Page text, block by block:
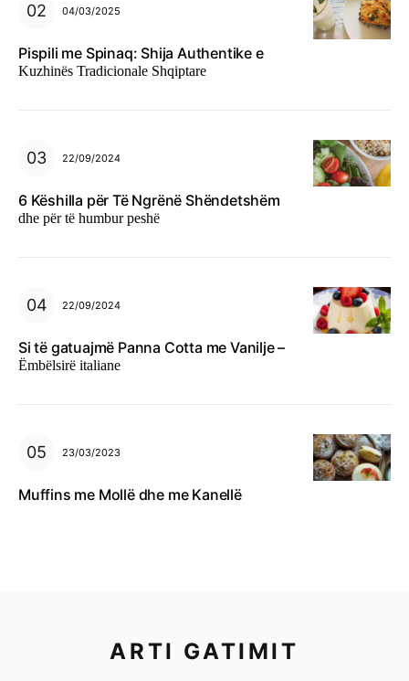
04/03/2025
Pispili me Spinaq: Shija Authentike e
Kuzhinës Tradicionale Shqiptare
22/09/2024
6 Këshilla për Të Ngrënë Shëndetshëm
dhe për të humbur peshë
22/09/2024
Si të gatuajmë Panna Cotta me Vanilje –
Ëmbëlsirë italiane
23/03/2023
Muffins me Mollë dhe me Kanellë
ARTI GATIMIT